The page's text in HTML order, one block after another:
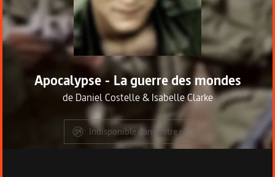
Apocalypse - La guerre des mondes
de Daniel Costelle&Isabelle Clarke
Indisponible dans votre région